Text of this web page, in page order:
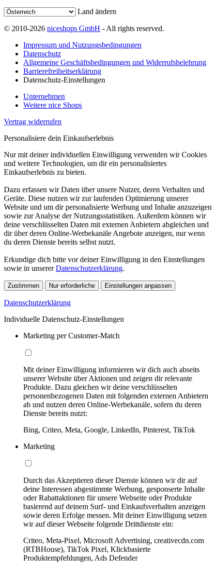
Land ändern
© 2010-2026 niceshops GmbH - All rights reserved.
Impressum und Nutzungsbedingungen
Datenschutz
Allgemeine Geschäftsbedingungen und Widerrufsbelehrung
Barrierefreiheitserklärung
Datenschutz-Einstellungen
Unternehmen
Weitere nice Shops
Vertrag widerrufen
Personalisiere dein Einkaufserlebnis
Nur mit deiner individuellen Einwilligung verwenden wir Cookies
und weitere Technologien, um dir ein personalisiertes
Einkaufserlebnis zu bieten.
Dazu erfassen wir Daten über unsere Nutzer, deren Verhalten und
Geräte. Diese nutzen wir zur laufenden Optimierung unserer
Website und um dir personalisierte Werbung und Inhalte anzuzeigen
sowie zur Analyse der Nutzungsstatistiken. Außerdem können wir
deine verschlüsselten Daten mit externen Anbietern abgleichen und
dir über deren Online-Werbekanäle Angebote anzeigen, nur wenn
du deren Dienste bereits selbst nutzt.
Erkundige dich bitte vor deiner Einwilligung in den Einstellungen
sowie in unsererDatenschutzerklärung.
Zustimmen Nur erforderliche Einstellungen anpassen
Datenschutzerklärung
Individuelle Datenschutz-Einstellungen
Marketing per Customer-Match
Mit deiner Einwilligung informieren wir dich auch abseits
unserer Website über Aktionen und zeigen dir relevante
Produkte. Dazu gleichen wir deine verschlüsselten
personenbezogenen Daten mit folgenden externen Anbietern
ab und nutzen deren Online-Werbekanäle, sofern du deren
Dienste bereits nutzt:
Bing, Criteo, Meta, Google, LinkedIn, Pinterest, TikTok
Marketing
Durch das Akzeptieren dieser Dienste können wir dir auf
deine Interessen abgestimmte Werbung, gesponserte Inhalte
oder Rabattaktionen für unsere Webseite oder Produkte
basierend auf deinem Surf- und Einkaufsverhalten anzeigen
sowie deren Erfolge messen. Mit deiner Einwilligung setzen
wir auf dieser Webseite folgende Drittdienste ein:
Criteo, Meta-Pixel, Microsoft Advertising, creativecdn.com
(RTBHouse), TikTok Pixel, Klickbasierte
Produktempfehlungen, Ads Defender